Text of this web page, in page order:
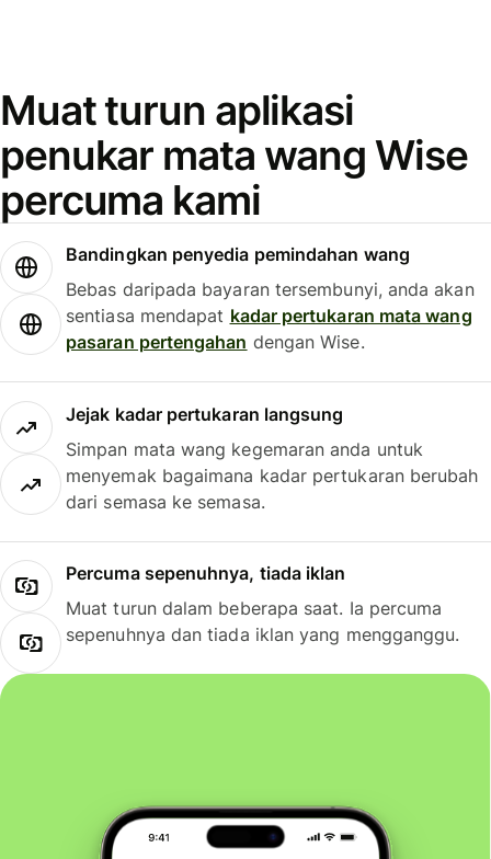
Muat turun aplikasi
penukar mata wang Wise
percuma kami
Bandingkan penyedia pemindahan wang
Bebas daripada bayaran tersembunyi, anda akan
sentiasa mendapat kadar pertukaran mata wang
pasaran pertengahan dengan Wise.
Jejak kadar pertukaran langsung
Simpan mata wang kegemaran anda untuk
menyemak bagaimana kadar pertukaran berubah
dari semasa ke semasa.
Percuma sepenuhnya, tiada iklan
Muat turun dalam beberapa saat. Ia percuma
sepenuhnya dan tiada iklan yang mengganggu.